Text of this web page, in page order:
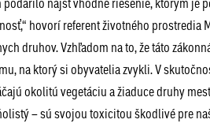
hovorí referent životného prostredia
druhov. Vzhľadom na to, že táto
na ktorý si obyvatelia zvykli. V
okolitú vegetáciu a žiaduce druhy
– sú svojou toxicitou škodlivé pre